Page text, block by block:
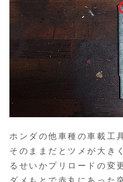
ホンダの他車種の車載工
そのままだとツメが大き
るせいかプリロードの変